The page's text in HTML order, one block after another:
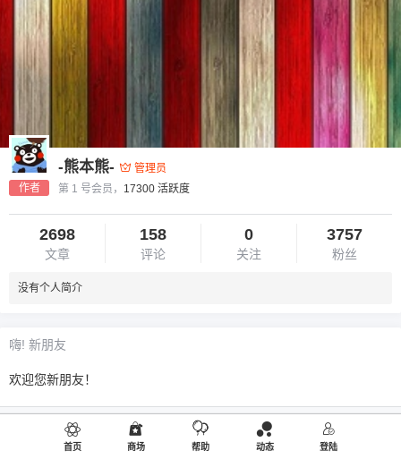
作者
-熊本熊-
管理员
第 1 号会员， 17300 活跃度
2698
文章
158
评论
0
关注
3757
粉丝
没有个人简介
嗨! 新朋友
欢迎您新朋友！
首页 商场 帮助 动态 登陆